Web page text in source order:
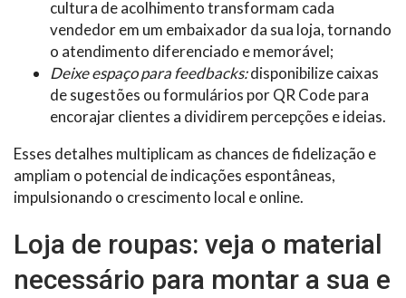
cultura de acolhimento transformam cada
vendedor em um embaixador da sua loja, tornando
o atendimento diferenciado e memorável;
Deixe espaço para feedbacks:disponibilize caixas
de sugestões ou formulários por QR Code para
encorajar clientes a dividirem percepções e ideias.
Esses detalhes multiplicam as chances de fidelização e
ampliam o potencial de indicações espontâneas,
impulsionando o crescimento local e online.
Loja de roupas: veja o material
necessário para montar a sua e